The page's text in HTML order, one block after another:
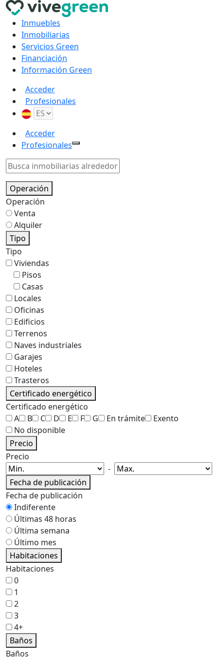
Inmuebles
Inmobiliarias
Servicios Green
Financiación
Información Green
Acceder
Profesionales
Acceder
Profesionales
Operación
Operación
Venta
Alquiler
Tipo
Tipo
Viviendas
Pisos
Casas
Locales
Oficinas
Edificios
Terrenos
Naves industriales
Garajes
Hoteles
Trasteros
Certificado energético
Certificado energético
A
B C D E F G En trámite
Exento
No disponible
Precio
Precio
-
Fecha de publicación
Fecha de publicación
Indiferente
Últimas 48 horas
Última semana
Último mes
Habitaciones
Habitaciones
0
1
2
3
4+
Baños
Baños